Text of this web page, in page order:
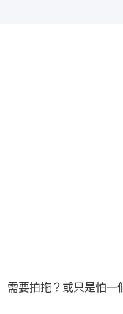
需要拍拖？或只是怕一